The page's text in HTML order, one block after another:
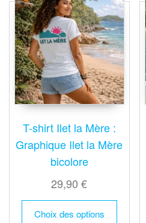
T-shirt Ilet la Mère :
Graphique Ilet la Mère
bicolore
29,90€
Choix des options
Ce